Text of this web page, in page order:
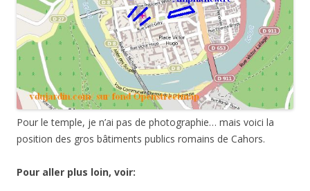
Pour le temple, je n’ai pas de photographie… mais voici la
position des gros bâtiments publics romains de Cahors.
Pour aller plus loin, voir: